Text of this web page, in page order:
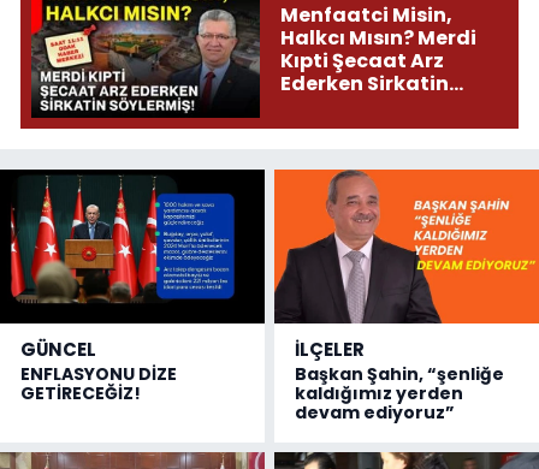
Menfaatci Misin,
Halkcı Mısın? Merdi
Kıpti Şecaat Arz
Ederken Sirkatin
GÜNCEL
ENFLASYONU DİZE
GETİRECEĞİZ!
İLÇELER
Başkan Şahin, “şenliğe
kaldığımız yerden
devam ediyoruz”